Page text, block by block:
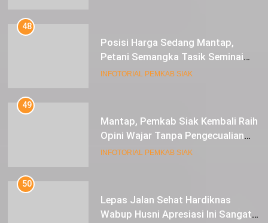
48
Posisi Harga Sedang Mantap,
Petani Semangka Tasik Seminai
Raup Untung
INFOTORIAL PEMKAB SIAK
49
Mantap, Pemkab Siak Kembali Raih
Opini Wajar Tanpa Pengecualian
ke-13 Dari BPK RI.
INFOTORIAL PEMKAB SIAK
50
Lepas Jalan Sehat Hardiknas
Wabup Husni Apresiasi Ini Sangat